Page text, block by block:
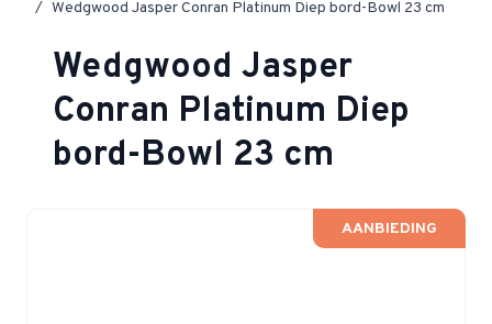
/ Wedgwood Jasper Conran Platinum Diep bord-Bowl 23 cm
Wedgwood Jasper
Conran Platinum Diep
bord-Bowl 23 cm
AANBIEDING